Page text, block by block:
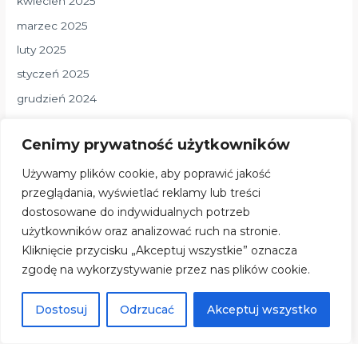
Cenimy prywatność użytkowników
Używamy plików cookie, aby poprawić jakość
przeglądania, wyświetlać reklamy lub treści
dostosowane do indywidualnych potrzeb
użytkowników oraz analizować ruch na stronie.
Kliknięcie przycisku „Akceptuj wszystkie” oznacza
zgodę na wykorzystywanie przez nas plików cookie.
Dostosuj Odrzucać Akceptuj wszystko
marzec 2025
luty 2025
styczeń 2025
grudzień 2024
październik 2024
wrzesień 2024
sierpień 2024
lipiec 2024
czerwiec 2024
maj 2024
kwiecień 2024
marzec 2024